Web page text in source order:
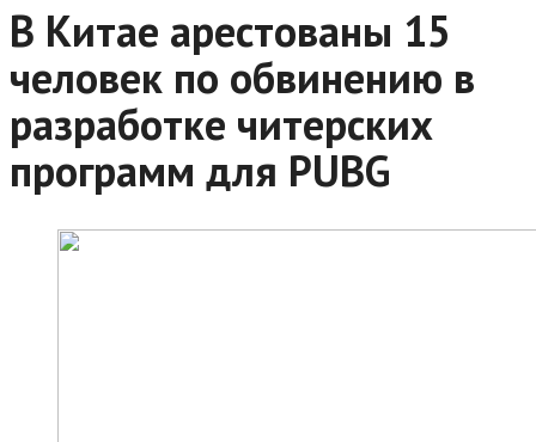
В Китае арестованы 15
человек по обвинению в
разработке читерских
программ для PUBG